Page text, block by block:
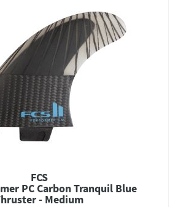
FCS
PC Carbon Tranquil Blue
- Medium